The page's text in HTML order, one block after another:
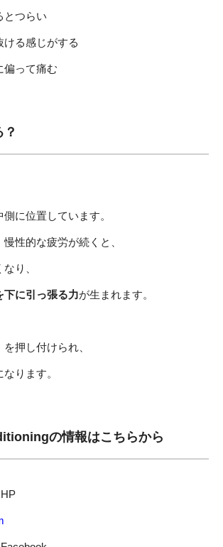
とつらい
ける感じがする
偏って痛む
に位置しています。
性的な疲労が続くと、
り、
下に引っ張る力が生まれます。
押し付けられ、
なります。
の情報はこちらから